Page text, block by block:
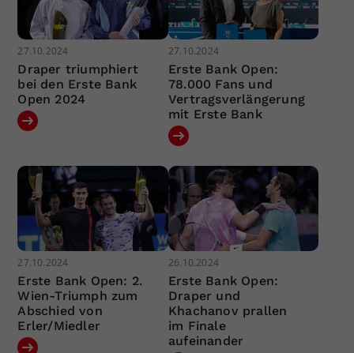
27.10.2024
Draper triumphiert
bei den Erste Bank
Open 2024
27.10.2024
Erste Bank Open:
78.000 Fans und
Vertragsverlängerung
mit Erste Bank
27.10.2024
Erste Bank Open: 2.
Wien-Triumph zum
Abschied von
Erler/Miedler
26.10.2024
Erste Bank Open:
Draper und
Khachanov prallen
im Finale
aufeinander